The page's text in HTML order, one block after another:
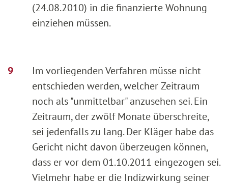
(24.08.2010) in die finanzierte Wohnung
einziehen müssen.
Im vorliegenden Verfahren müsse nicht
entschieden werden, welcher Zeitraum
noch als "unmittelbar" anzusehen sei. Ein
Zeitraum, der zwölf Monate überschreite,
sei jedenfalls zu lang. Der Kläger habe das
Gericht nicht davon überzeugen können,
dass er vor dem 01.10.2011 eingezogen sei.
Vielmehr habe er die Indizwirkung seiner